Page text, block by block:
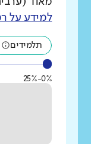
למידע על
תלמידים
0%-25%